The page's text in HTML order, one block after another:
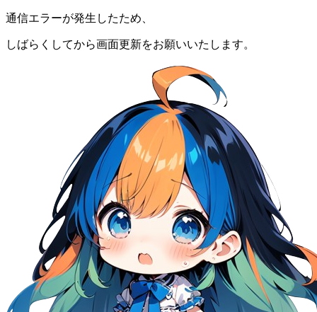
通信エラーが発生したため、
しばらくしてから画面更新をお願いいたします。